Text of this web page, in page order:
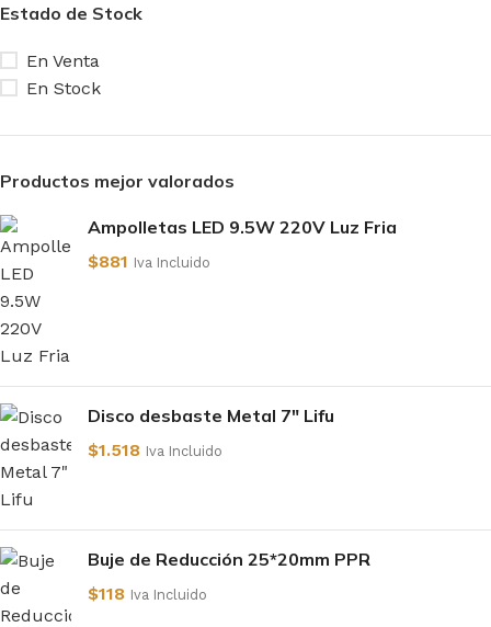
Estado de Stock
En Venta
En Stock
Productos mejor valorados
Ampolletas LED 9.5W 220V Luz Fria
$881 Iva Incluido
Disco desbaste Metal 7" Lifu
$1.518 Iva Incluido
Buje de Reducción 25*20mm PPR
$118 Iva Incluido